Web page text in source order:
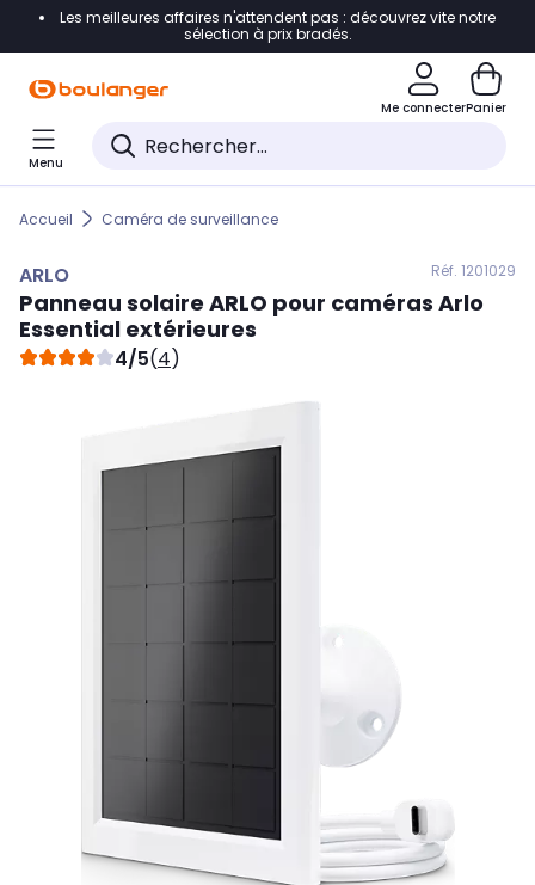
Accéder directement à la navigation
Accéder directement au pied de page
Accéder directement au chatbot
Les meilleures affaires n'attendent pas : découvrez vite notre
sélection à prix bradés.
Me connecterPanier
Menu
Accueil Caméra de surveillance
ARLO Réf. 1201029
Panneau solaire ARLO pour caméras Arlo
Essential extérieures
4/5(4)